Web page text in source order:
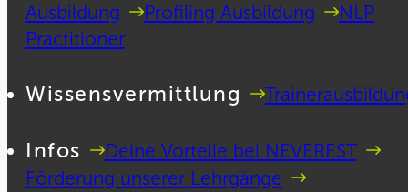
Ausbildung
Profiling Ausbildung
NLP
Practitioner
Wissensvermittlung
Infos
Deine Vorteile bei NEVEREST
Förderung unserer Lehrgänge